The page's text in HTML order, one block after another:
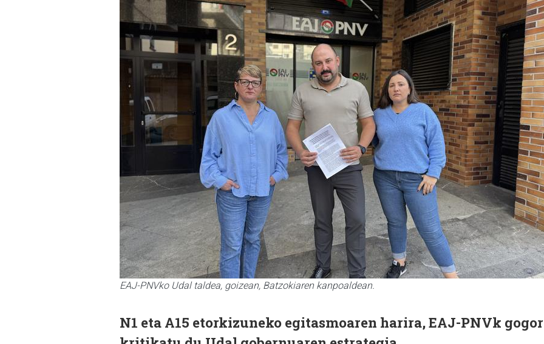
EAJ-PNVko Udal taldea, goizean, Batzokiaren kanpoaldean.
N1 eta A15 etorkizuneko egitasmoaren harira, EAJ-PNVk gogor